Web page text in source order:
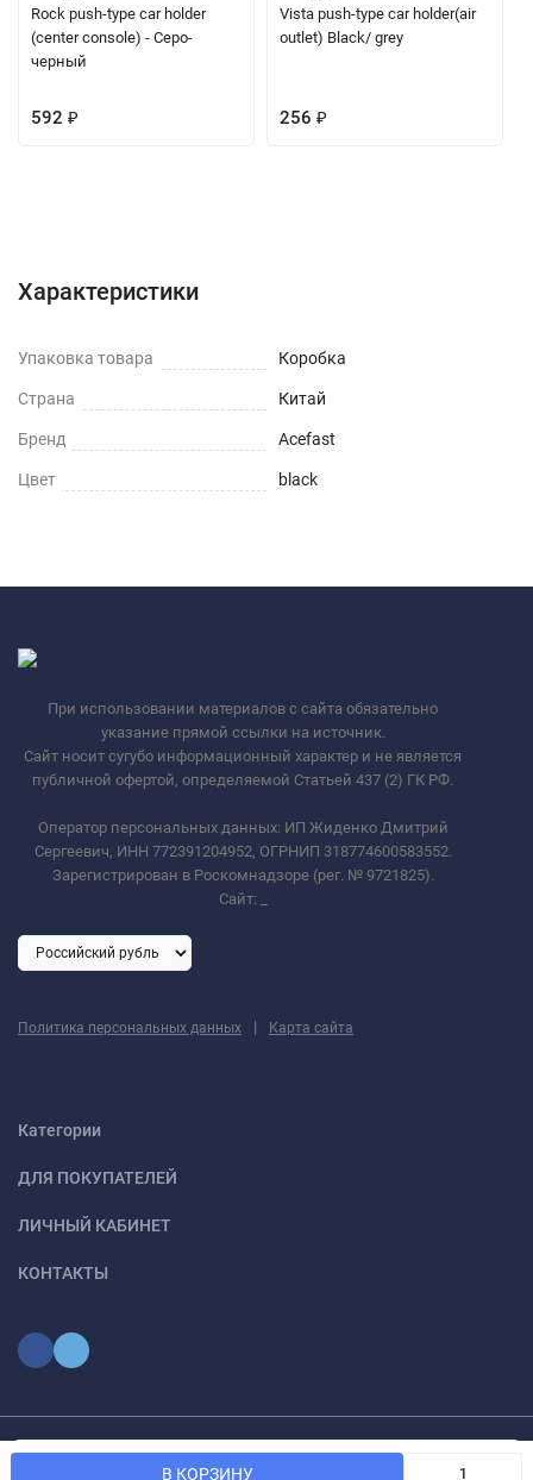
В КОРЗИНУ
Rock push-type car holder
(center console) - Серо-
черный
592 ₽
Vista push-type car holder(air
outlet) Black/ grey
256 ₽
Характеристики
Упаковка товара Коробка
Страна Китай
Бренд Acefast
Цвет black
При использовании материалов с сайта обязательно
указание прямой ссылки на источник.
Сайт носит сугубо информационный характер и не является
публичной офертой, определяемой Статьей 437 (2) ГК РФ.
Оператор персональных данных: ИП Жиденко Дмитрий
Сергеевич, ИНН 772391204952, ОГРНИП 318774600583552.
Зарегистрирован в Роскомнадзоре (рег. № 9721825).
Сайт:
Политика персональных данных | Карта сайта
Категории
ДЛЯ ПОКУПАТЕЛЕЙ
ЛИЧНЫЙ КАБИНЕТ
КОНТАКТЫ